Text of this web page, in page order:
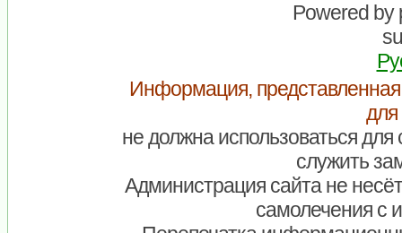
Powered by
Информация,
для
не должна использоваться
служить
Администрация сайта не
самолечения с